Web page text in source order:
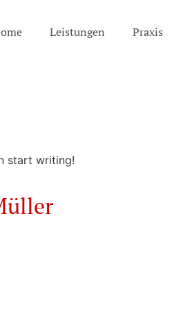
Leistungen Praxis
start writing!